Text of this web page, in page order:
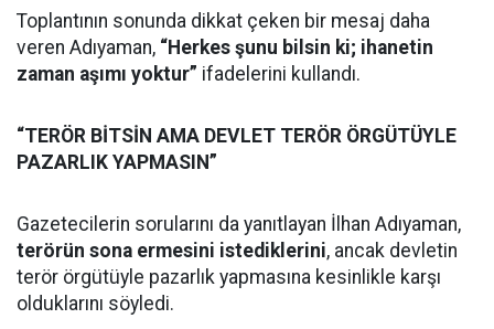
Toplantının sonunda dikkat çeken bir mesaj daha
veren Adıyaman, “Herkes şunu bilsin ki; ihanetin
zaman aşımı yoktur” ifadelerini kullandı.
“TERÖR BİTSİN AMA DEVLET TERÖR ÖRGÜTÜYLE
PAZARLIK YAPMASIN”
Gazetecilerin sorularını da yanıtlayan İlhan Adıyaman,
terörün sona ermesini istediklerini, ancak devletin
terör örgütüyle pazarlık yapmasına kesinlikle karşı
olduklarını söyledi.